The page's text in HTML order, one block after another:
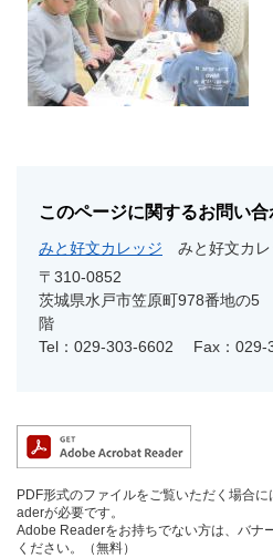
このページに関するお問い合
みと好文カレッジ
みと好文カ
〒310-0852
茨城県水戸市笠原町978番地の5
階
Tel：029-303-6602
Fax：029-
PDF形式のファイルをご覧いただく場合
aderが必要です。
Adobe Readerをお持ちでない方は、バナ
ください。（無料）